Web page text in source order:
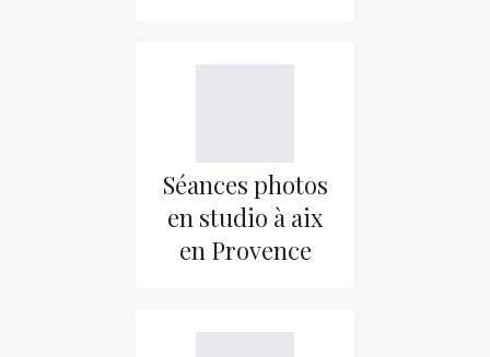
Séances photos
en studio à aix
en Provence